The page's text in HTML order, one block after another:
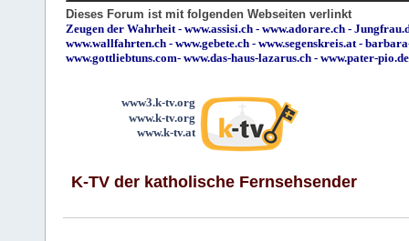
Dieses Forum ist mit folgenden Webseiten verlinkt
Zeugen der Wahrheit - www.assisi.ch - www.adorare.ch -
www.wallfahrten.ch - www.gebete.ch - www.segenskreis.at -
www.gottliebtuns.com- www.das-haus-lazarus.ch - www.pater-pio.de
www3.k-tv.org
www.k-tv.org
www.k-tv.at
K-TV der katholische Fernsehsender